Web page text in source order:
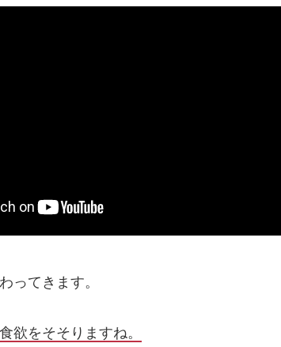
ってきます。
欲をそそりますね。